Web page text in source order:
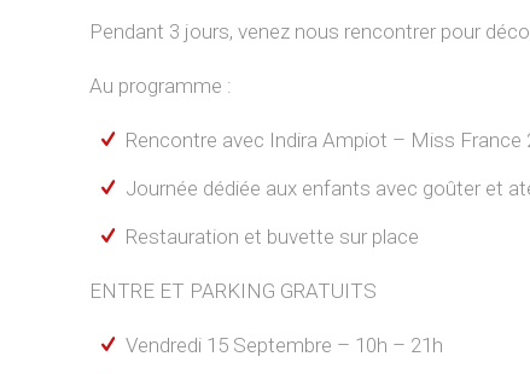
Pendant 3 jours, venez nous rencontrer pour
Au programme :
Rencontre avec Indira Ampiot – Miss
Journée dédiée aux enfants avec goûter et
Restauration et buvette sur place
ENTRE ET PARKING GRATUITS
Vendredi 15 Septembre – 10h – 21h